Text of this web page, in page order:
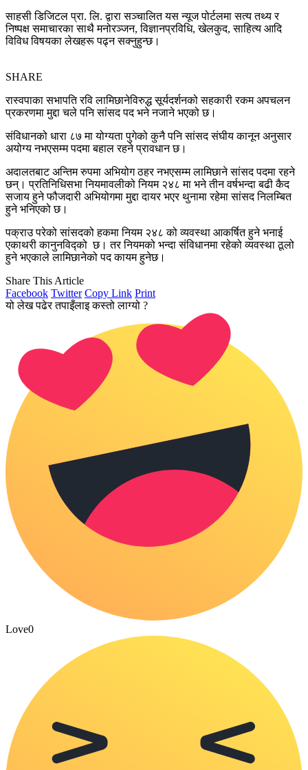
साहसी डिजिटल प्रा. लि. द्वारा सञ्चालित यस न्यूज पोर्टलमा सत्य तथ्य र
निष्पक्ष समाचारका साथै मनोरञ्जन, विज्ञानप्रविधि, खेलकुद, साहित्य आदि
विविध विषयका लेखहरू पढ्न सक्नुहुन्छ।
SHARE
रास्वपाका सभापति रवि लामिछानेविरुद्ध सूर्यदर्शनको सहकारी रकम अपचलन
प्रकरणमा मुद्दा चले पनि सांसद पद भने नजाने भएको छ।
संविधानको धारा ८७ मा योग्यता पुगेको कुनै पनि सांसद संघीय कानून अनुसार
अयोग्य नभएसम्म पदमा बहाल रहने प्रावधान छ।
अदालतबाट अन्तिम रुपमा अभियोग ठहर नभएसम्म लामिछाने सांसद पदमा रहने
छन्। प्रतिनिधिसभा नियमावलीको नियम २४८ मा भने तीन वर्षभन्दा बढी कैद
सजाय हुने फौजदारी अभियोगमा मुद्दा दायर भएर थुनामा रहेमा सांसद निलम्बित
हुने भनिएको छ।
पक्राउ परेको सांसदको हकमा नियम २४८ को व्यवस्था आकर्षित हुने भनाई
एकाथरी कानुनविद्को छ। तर नियमको भन्दा संविधानमा रहेको व्यवस्था ठूलो
हुने भएकाले लामिछानेको पद कायम हुनेछ।
Share This Article
Facebook Twitter Copy Link Print
यो लेख पढेर तपाइँलाइ कस्तो लाग्यो ?
Love0